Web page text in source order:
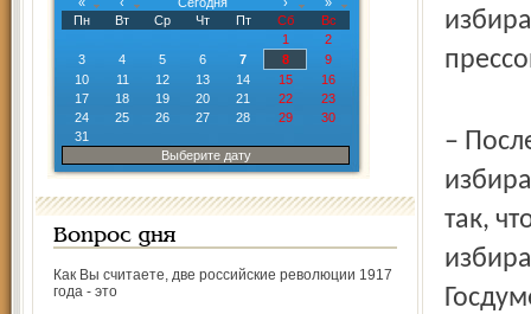
Пн
Вт Ср Чт Пт Сб
Вс
1
2
3
4 5 6 7 8
9
10
11 12 13 14 15
16
17
18 19 20 21 22
23
24
25 26 27 28 29
30
31
Выберите дату
Вопрос дня
Как Вы считаете, две российские революции 1917
года - это
–
так,